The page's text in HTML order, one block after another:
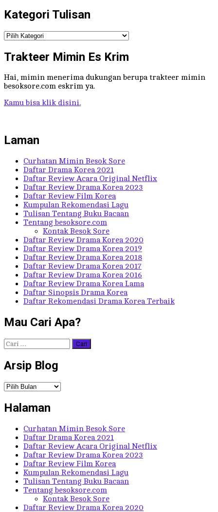
Kategori Tulisan
Kategori
Trakteer Mimin Es Krim
Hai, mimin menerima dukungan berupa trakteer mimin
besoksore.com eskrim ya.
Kamu bisa klik disini.
Laman
Curhatan Mimin Besok Sore
Daftar Drama Korea 2021
Daftar Review Acara Original Netflix
Daftar Review Drama Korea 2023
Daftar Review Film Korea
Kumpulan Rekomendasi Lagu
Tulisan Tentang Buku Bacaan
Tentang besoksore.com
Kontak Besok Sore
Daftar Review Drama Korea 2020
Daftar Review Drama Korea 2019
Daftar Review Drama Korea 2018
Daftar Review Drama Korea 2017
Daftar Review Drama Korea 2016
Daftar Review Drama Korea Lama
Daftar Sinopsis Drama Korea
Daftar Rekomendasi Drama Korea Terbaik
Mau Cari Apa?
Cari
untuk:
Arsip Blog
Arsip
Halaman
Curhatan Mimin Besok Sore
Daftar Drama Korea 2021
Daftar Review Acara Original Netflix
Daftar Review Drama Korea 2023
Daftar Review Film Korea
Kumpulan Rekomendasi Lagu
Tulisan Tentang Buku Bacaan
Tentang besoksore.com
Kontak Besok Sore
Daftar Review Drama Korea 2020